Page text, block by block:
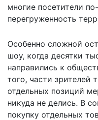
многие посетители
перегруженность
Особенно сложной
шоу, когда десятки
направились к
того, части зрителей
отдельных позиций
никуда не делись. В
покупку отдельных